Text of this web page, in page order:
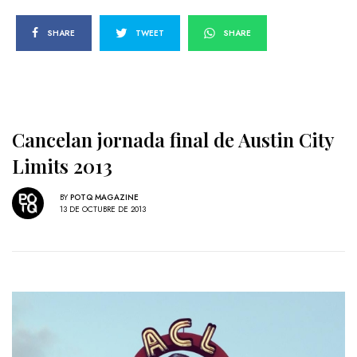
SHARE TWEET SHARE
Cancelan jornada final de Austin City
Limits 2013
BY POTQ MAGAZINE
13 DE OCTUBRE DE 2013